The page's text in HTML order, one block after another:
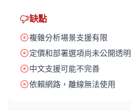
缺點
複雜分析場景支援有限
定價和部署選項尚未公開透明
中文支援可能不完善
依賴網路，離線無法使用